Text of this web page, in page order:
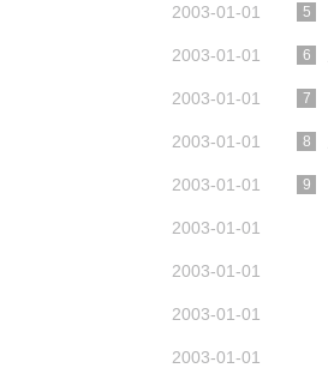
2003-01-01
2003-01-01
2003-01-01
2003-01-01
2003-01-01
2003-01-01
2003-01-01
2003-01-01
2003-01-01